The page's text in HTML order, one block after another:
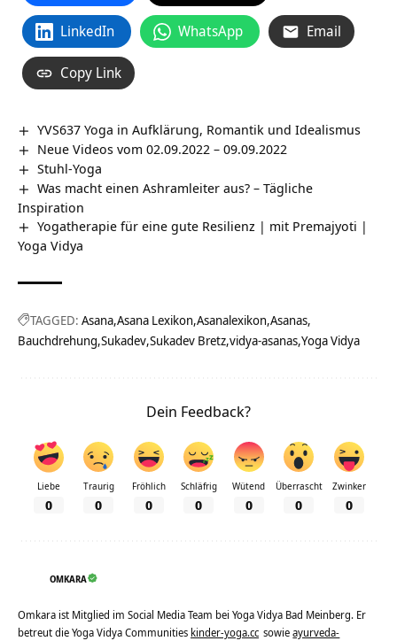
LinkedIn WhatsApp Email
Copy Link
YVS637 Yoga in Aufklärung, Romantik und Idealismus
Neue Videos vom 02.09.2022 – 09.09.2022
Stuhl-Yoga
Was macht einen Ashramleiter aus? – Tägliche
Inspiration
Yogatherapie für eine gute Resilienz | mit Premajyoti |
Yoga Vidya
TAGGED: Asana Asana Lexikon Asanalexikon Asanas
Bauchdrehung Sukadev Sukadev Bretz vidya-asanas Yoga Vidya
Dein Feedback?
Liebe
0
Traurig
0
Fröhlich
0
Schläfrig
0
Wütend
0
Überrascht
0
Zwinker
0
OMKARA
Omkara ist Mitglied im Social Media Team bei Yoga Vidya Bad Meinberg. Er
betreut die Yoga Vidya Communities kinder-yoga.cc sowieayurveda-